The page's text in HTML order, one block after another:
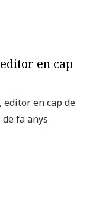
en cap
en cap de
fa anys